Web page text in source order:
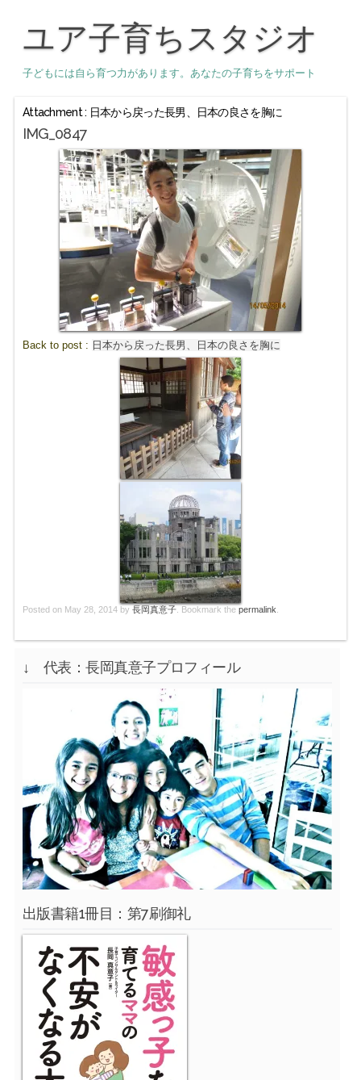
ユア子育ちスタジオ
子どもには自ら育つ力があります。あなたの子育ちをサポート
Attachment : 日本から戻った長男、日本の良さを胸に
IMG_0847
Back to post : 日本から戻った長男、日本の良さを胸に
Posted on May 28, 2014 by 長岡真意子. Bookmark the permalink
↓ 代表：長岡真意子プロフィール
出版書籍1冊目：第7刷御礼